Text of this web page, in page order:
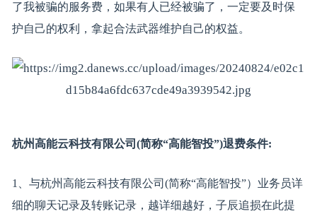
了我被骗的服务费，如果有人已经被骗了，一定要及时保
护自己的权利，拿起合法武器维护自己的权益。
杭州高能云科技有限公司(简称“高能智投”)退费条件:
1、与杭州高能云科技有限公司(简称“高能智投”）业务员详
细的聊天记录及转账记录，越详细越好，子辰追损在此提